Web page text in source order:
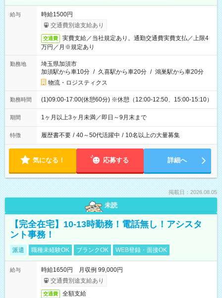
給与
時給1500円
交通費別途支給あり
交通費
実費支給／当社規定あり。通勤交通費実費支払／上限4
万円／月※規定あり
勤務地
埼玉県加須市
加須駅から車10分 / 久喜駅から車20分 / 鴻巣駅から車20分
物流・ロジスティクス
勤務時間 (1)09:00-17:00(休憩60分) ※休憩（12:00-12:50、15:00-15:10）
期間 1ヶ月以上3ヶ月未満／即日～9月末まで
特徴 履歴書不要 / 40～50代活躍中 / 10名以上の大量募集
気になる！ 応募する 詳細へ
掲載日：2026.08.05
未読
【完全在宅】10-13時勤務！電話無し！アシスタ
ント事務！
派遣 職種未経験OK ブランクOK WEB登録・面接OK
給与
時給1650円 月収例 99,000円
交通費別途支給あり
交通費 全額支給